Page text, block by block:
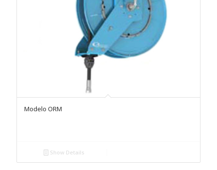
Modelo ORM
Show Details